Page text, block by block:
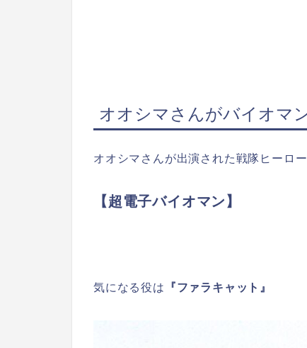
オオシマさんがバイオマ
オオシマさんが出演された戦隊ヒーロ
【超電子バイオマン】
気になる役は 『ファラキャット』